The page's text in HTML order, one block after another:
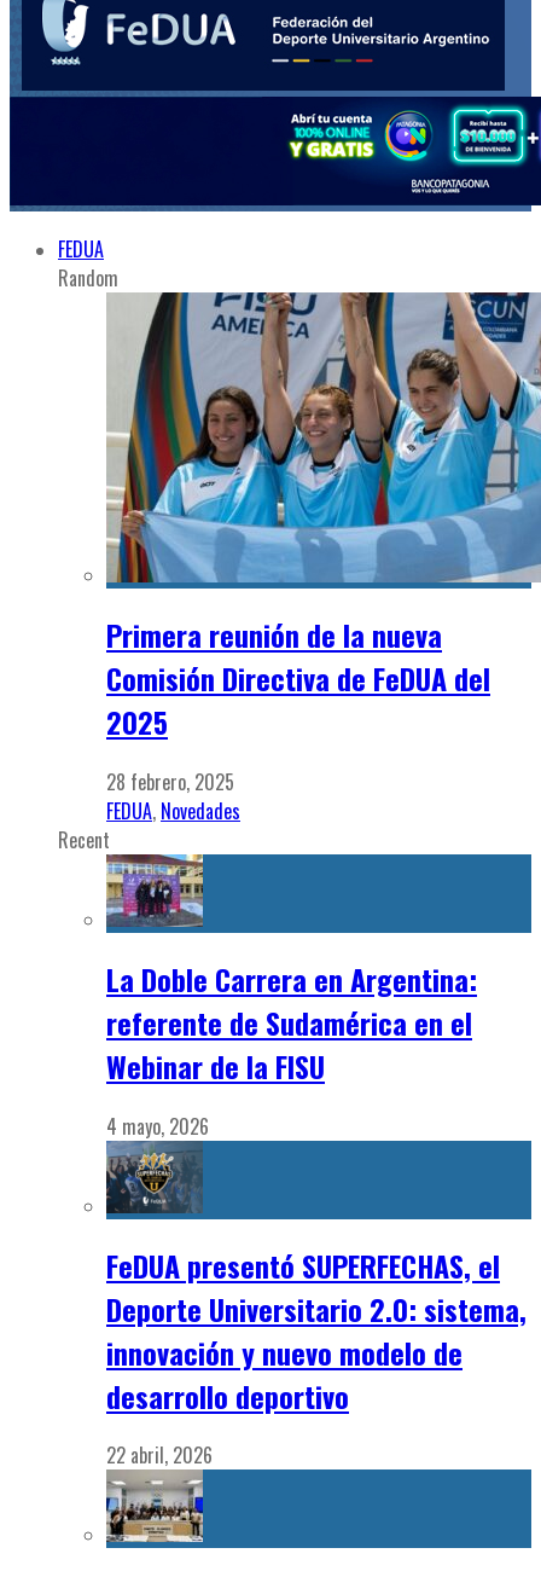
FEDUA
Random
Primera reunión de la nueva
Comisión Directiva de FeDUA del
2025
28 febrero, 2025
FEDUA, Novedades
Recent
La Doble Carrera en Argentina:
referente de Sudamérica en el
Webinar de la FISU
4 mayo, 2026
FeDUA presentó SUPERFECHAS, el
Deporte Universitario 2.0: sistema,
innovación y nuevo modelo de
desarrollo deportivo
22 abril, 2026